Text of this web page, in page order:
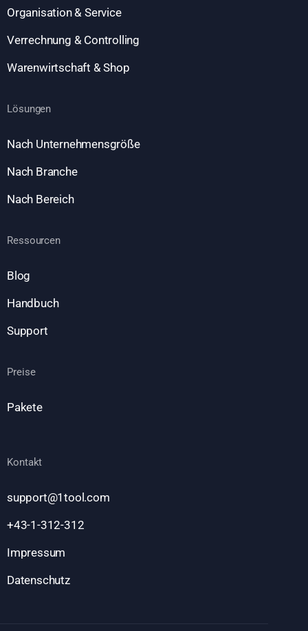
Organisation & Service
Verrechnung & Controlling
Warenwirtschaft & Shop
Lösungen
Nach Unternehmensgröße
Nach Branche
Nach Bereich
Ressourcen
Blog
Handbuch
Support
Preise
Pakete
Kontakt
support@1tool.com
+43-1-312-312
Impressum
Datenschutz